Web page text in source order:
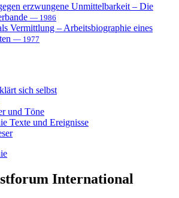
erzwungene Unmittelbarkeit – Die
— 1986
Vermittlung – Arbeitsbiographie eines
— 1977
sich selbst
und Töne
Texte und Ereignisse
International